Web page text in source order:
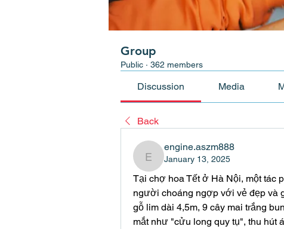
Group
Public · 362 members
Discussion Media
Back
engine.aszm888
engine.aszm888
January 13, 2025
Tại chợ hoa Tết ở Hà Nội, một tác
người choáng ngợp với vẻ đẹp và
gỗ lim dài 4,5m, 9 cây mai trắng
mắt như "cửu long quy tụ", thu hút